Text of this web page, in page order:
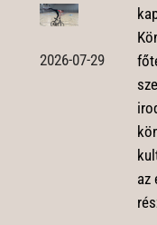
2026-07-29
az